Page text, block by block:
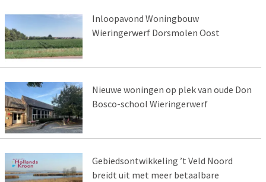
Inloopavond Woningbouw
Wieringerwerf Dorsmolen Oost
Nieuwe woningen op plek van oude Don
Bosco-school Wieringerwerf
Gebiedsontwikkeling ’t Veld Noord
breidt uit met meer betaalbare